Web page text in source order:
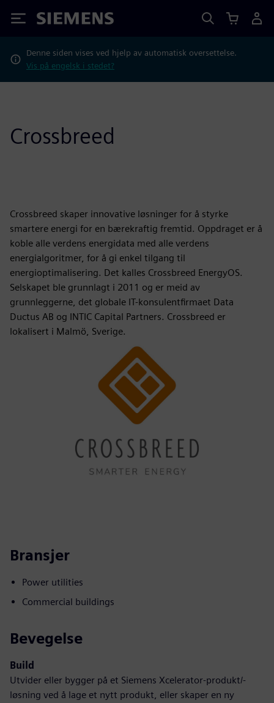
Siemens
Denne siden vises ved hjelp av automatisk oversettelse.
Vis på engelsk i stedet?
Crossbreed
Crossbreed skaper innovative løsninger for å styrke
smartere energi for en bærekraftig fremtid. Oppdraget er å
koble alle verdens energidata med alle verdens
energialgoritmer, for å gi enkel tilgang til
energioptimalisering. Det kalles Crossbreed EnergyOS.
Selskapet ble grunnlagt i 2011 og er meid av
grunnleggerne, det globale IT-konsulentfirmaet Data
Ductus AB og INTIC Capital Partners. Crossbreed er
lokalisert i Malmö, Sverige.
Bransjer
Power utilities
Commercial buildings
Bevegelse
Build
Utvider eller bygger på et Siemens Xcelerator-produkt/-
løsning ved å lage et nytt produkt, eller skaper en ny